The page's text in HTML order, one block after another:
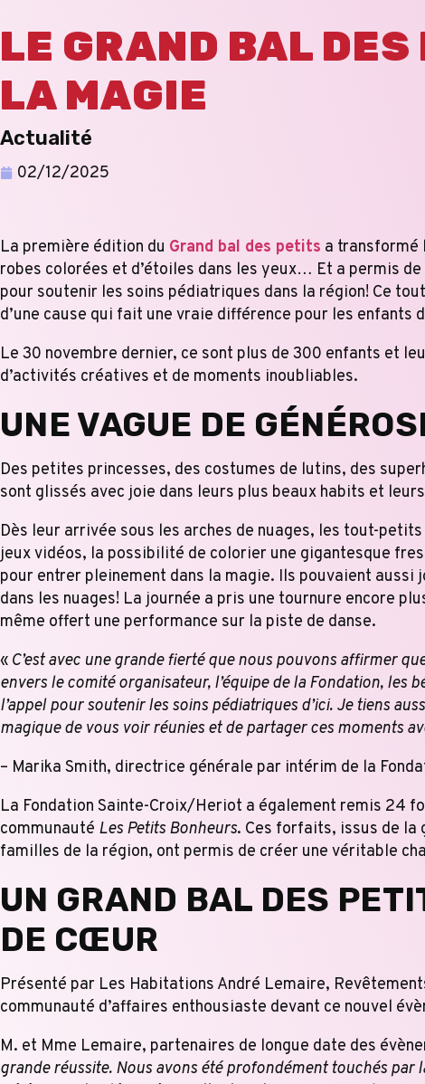
LE GRAND BAL
LA MAGIE
Actualité
02/12/2025
La première édition du Grand bal des petits a transformé
robes colorées et d’étoiles dans les yeux… Et a permis
pour soutenir les soins pédiatriques dans la région! Ce
d’une cause qui fait une vraie différence pour les enfants
Le 30 novembre dernier, ce sont plus de 300 enfants et
d’activités créatives et de moments inoubliables.
UNE VAGUE DE
Des petites princesses, des costumes de lutins, des
sont glissés avec joie dans leurs plus beaux habits et
Dès leur arrivée sous les arches de nuages, les tout-
jeux vidéos, la possibilité de colorier une gigantesque
pour entrer pleinement dans la magie. Ils pouvaient
dans les nuages! La journée a pris une tournure encore
même offert une performance sur la piste de danse.
« C’est avec une grande fierté que nous pouvons affirmer
envers le comité organisateur, l’équipe de la Fondation,
l’appel pour soutenir les soins pédiatriques d’ici. Je tiens
magique de vous voir réunies et de partager ces moments
– Marika Smith, directrice générale par intérim de la
La Fondation Sainte-Croix/Heriot a également remis 24
communauté Les Petits Bonheurs. Ces forfaits, issus de la
familles de la région, ont permis de créer une véritable
UN GRAND BAL DES
DE CŒUR
Présenté par Les Habitations André Lemaire,
communauté d’affaires enthousiaste devant ce nouvel
M. et Mme Lemaire, partenaires de longue date des
grande réussite. Nous avons été profondément touchés par